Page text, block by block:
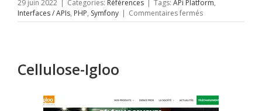
29 juin 2022 | Categories: Références | Tags: APi Platform,
Interfaces / APIs, PHP, Symfony | Commentaires ferméssur
France
Cellulose-Igloo